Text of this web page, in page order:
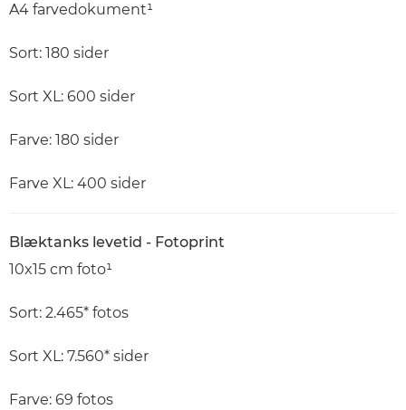
A4 farvedokument¹
Sort: 180 sider
Sort XL: 600 sider
Farve: 180 sider
Farve XL: 400 sider
Blæktanks levetid - Fotoprint
10x15 cm foto¹
Sort: 2.465* fotos
Sort XL: 7.560* sider
Farve: 69 fotos